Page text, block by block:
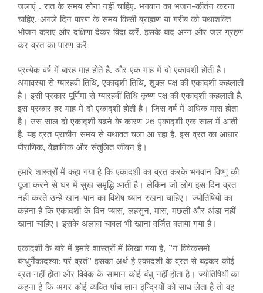
जलाएं . रात के समय सोना नहीं चाहिए. भगवान का भजन-कीर्तन करना
चाहिए. अगले दिन पारण के समय किसी ब्राह्मण या गरीब को यथाशक्ति
भोजन कराए और दक्षिणा देकर विदा करें. इसके बाद अन्‍न और जल ग्रहण
कर व्रत का पारण करें
प्रत्येक वर्ष में बारह माह होते है. और एक माह में दो एकादशी होती है।
अमावस्या से ग्यारहवीं तिथि, एकाद्शी तिथि, शुक्ल पक्ष की एकाद्शी कहलाती
है। इसी प्रकार पूर्णिमा से ग्यारहवीं तिथि कृष्ण पक्ष की एकाद्शी कहलाती है.
इस प्रकार हर माह में दो एकाद्शी होती है। जिस वर्ष में अधिक मास होता
है। उस साल दो एकाद्शी बढने के कारण 26 एकाद्शी एक साल में आती
है. यह व्रत प्राचीन समय से यथावत चला आ रहा है. इस व्रत का आधार
पौराणिक, वैज्ञानिक और संतुलित जीवन है।
हमारे शास्त्रों में कहा गया है कि एकादशी का व्रत करके भगवान विष्णु की
पूजा करने से घर में सुख समृद्धि आती है। लेकिन जो लोग इस दिन व्रत
नहीं करते उन्हें खान-पान का विशेष ध्यान रखना चाहिए। ज्योतिषियों का
कहना है कि एकादशी के दिन प्यास, लहसुन, मांस, मछली और अंडा नहीं
खाना चाहिए। इसके अलावा चावल भी खाना वर्जित बताया गया है।
एकादशी के बारे में हमारे शास्त्रों में लिखा गया है, ”न विवेकसमो
बन्धुर्नैकादश्या: परं व्रतं” इसका अर्थ है एकादशी के व्रत से बढ़कर कोई
व्रत नहीं होता और विवेक के सामान कोई बंधु नहीं होता है। ज्योतिषियों का
कहना है कि अगर कोई व्यक्ति पांच ज्ञान इन्द्रियों को साध लेता है तो वह